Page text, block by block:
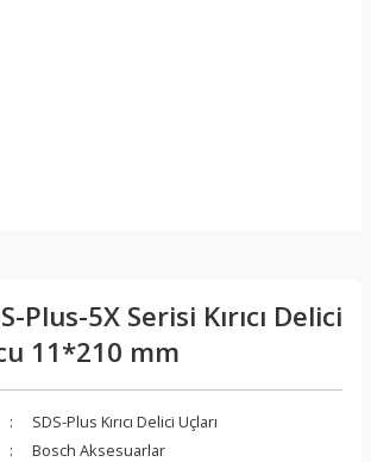
Plus-5X Serisi Kırıcı Delici
11*210 mm
SDS-Plus Kırıcı Delici Uçları
Bosch Aksesuarlar